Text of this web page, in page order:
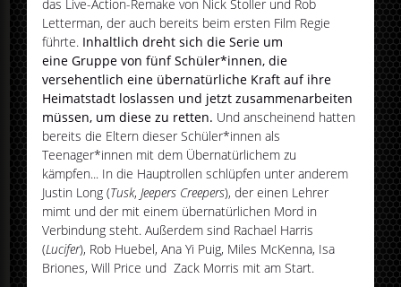
das Live-Action-Remake von Nick Stoller und Rob
Letterman, der auch bereits beim ersten Film Regie
führte. Inhaltlich dreht sich die Serie um
eine Gruppe von fünf Schüler*innen, die
versehentlich eine übernatürliche Kraft auf ihre
Heimatstadt loslassen und jetzt zusammenarbeiten
müssen, um diese zu retten. Und anscheinend hatten
bereits die Eltern dieser Schüler*innen als
Teenager*innen mit dem Übernatürlichem zu
kämpfen... In die Hauptrollen schlüpfen unter anderem
Justin Long (Tusk,Jeepers Creepers), der einen Lehrer
mimt und der mit einem übernatürlichen Mord in
Verbindung steht. Außerdem sind Rachael Harris
(Lucifer), Rob Huebel, Ana Yi Puig, Miles McKenna, Isa
Briones, Will Price und Zack Morris mit am Start.